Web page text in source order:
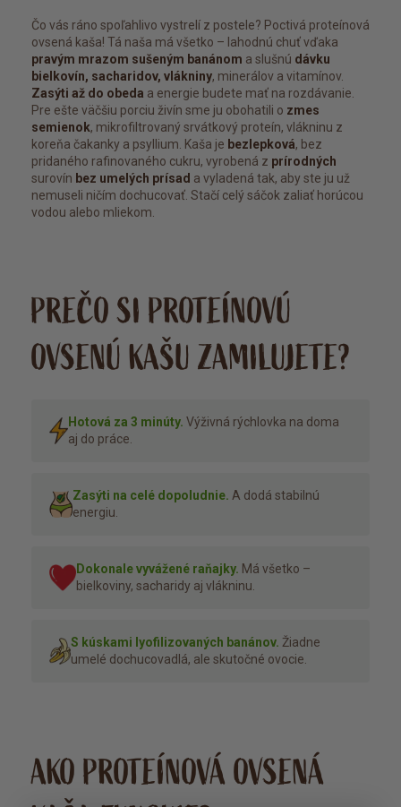
Čo vás ráno spoľahlivo vystrelí z postele? Poctivá proteínová
ovsená kaša! Tá naša má všetko – lahodnú chuť vďaka
pravým mrazom sušeným banánom a slušnú dávku
bielkovín, sacharidov, vlákniny, minerálov a vitamínov.
Zasýti až do obeda a energie budete mať na rozdávanie.
Pre ešte väčšiu porciu živín sme ju obohatili o zmes
semienok, mikrofiltrovaný srvátkový proteín, vlákninu z
koreňa čakanky a psyllium. Kaša je bezlepková, bez
pridaného rafinovaného cukru, vyrobená z prírodných
surovín bez umelých prísad a vyladená tak, aby ste ju už
nemuseli ničím dochucovať. Stačí celý sáčok zaliať horúcou
vodou alebo mliekom.
PREČO SI PROTEÍNOVÚ
OVSENÚ KAŠU ZAMILUJETE?
Hotová za 3 minúty. Výživná rýchlovka na doma
aj do práce.
Zasýti na celé dopoludnie. A dodá stabilnú
energiu.
Dokonale vyvážené raňajky. Má všetko –
bielkoviny, sacharidy aj vlákninu.
S kúskami lyofilizovaných banánov. Žiadne
umelé dochucovadlá, ale skutočné ovocie.
AKO PROTEÍNOVÁ OVSENÁ